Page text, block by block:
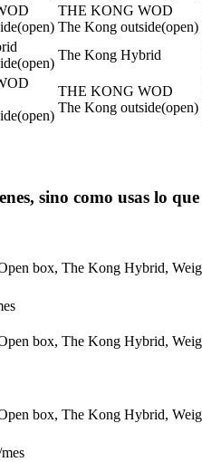
THE KONG WOD
The Kong outside(open)
The Kong Hybrid
THE KONG WOD
The Kong outside(open)
sino como usas lo
box, The Kong Hybrid,
box, The Kong Hybrid,
box, The Kong Hybrid,